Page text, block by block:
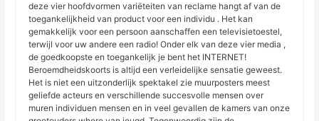
deze vier hoofdvormen variëteiten van reclame hangt af van de
toegankelijkheid van product voor een individu . Het kan
gemakkelijk voor een persoon aanschaffen een televisietoestel,
terwijl voor uw andere een radio! Onder elk van deze vier media ,
de goedkoopste en toegankelijk je bent het INTERNET!
Beroemdheidskoorts is altijd een verleidelijke sensatie geweest.
Het is niet een uitzonderlijk spektakel zie muurposters meest
geliefde acteurs en verschillende succesvolle mensen over
muren individuen mensen en in veel gevallen de kamers van onze